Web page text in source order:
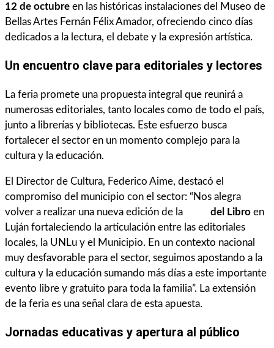
12 de octubre en las históricas instalaciones del Museo de
Bellas Artes Fernán Félix Amador, ofreciendo cinco días
dedicados a la lectura, el debate y la expresión artística.
Un encuentro clave para editoriales y lectores
La feria promete una propuesta integral que reunirá a
numerosas editoriales, tanto locales como de todo el país,
junto a librerías y bibliotecas. Este esfuerzo busca
fortalecer el sector en un momento complejo para la
cultura y la educación.
El Director de Cultura, Federico Aime, destacó el
compromiso del municipio con el sector: “Nos alegra
volver a realizar una nueva edición de la
del Libro en
Luján fortaleciendo la articulación entre las editoriales
locales, la UNLu y el Municipio. En un contexto nacional
muy desfavorable para el sector, seguimos apostando a la
cultura y la educación sumando más días a este importante
evento libre y gratuito para toda la familia”. La extensión
de la feria es una señal clara de esta apuesta.
Jornadas educativas y apertura al público